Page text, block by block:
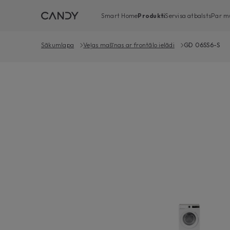
Smart HomeProduktiServisa atbalstsPar
Sākumlapa Veļas mašīnas ar frontālo ielādi GD 06SS6-S